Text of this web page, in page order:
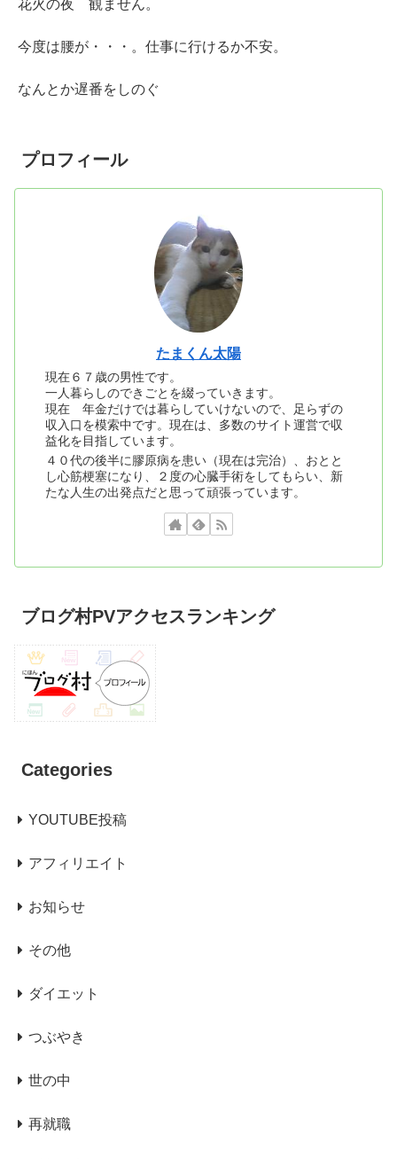
花火の夜 観ません。
今度は腰が・・・。仕事に行けるか不安。
なんとか遅番をしのぐ
プロフィール
たまくん太陽
現在６７歳の男性です。
一人暮らしのできごとを綴っていきます。
現在 年金だけでは暮らしていけないので、足らずの
収入口を模索中です。現在は、多数のサイト運営で収
益化を目指しています。
４０代の後半に膠原病を患い（現在は完治）、おとと
し心筋梗塞になり、２度の心臓手術をしてもらい、新
たな人生の出発点だと思って頑張っています。
ブログ村PVアクセスランキング
Categories
YOUTUBE投稿
アフィリエイト
お知らせ
その他
ダイエット
つぶやき
世の中
再就職